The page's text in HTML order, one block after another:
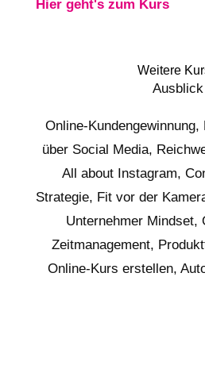
Hier geht's zum Kurs
Weitere
Ausblick
Online-Kundengewinnung,
über Social Media,
All about Instagram,
Strategie, Fit vor der
Unternehmer Mindset,
Zeitmanagement,
Online-Kurs erstellen,